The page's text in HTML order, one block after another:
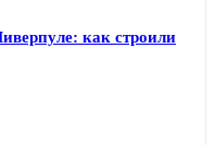
как строили